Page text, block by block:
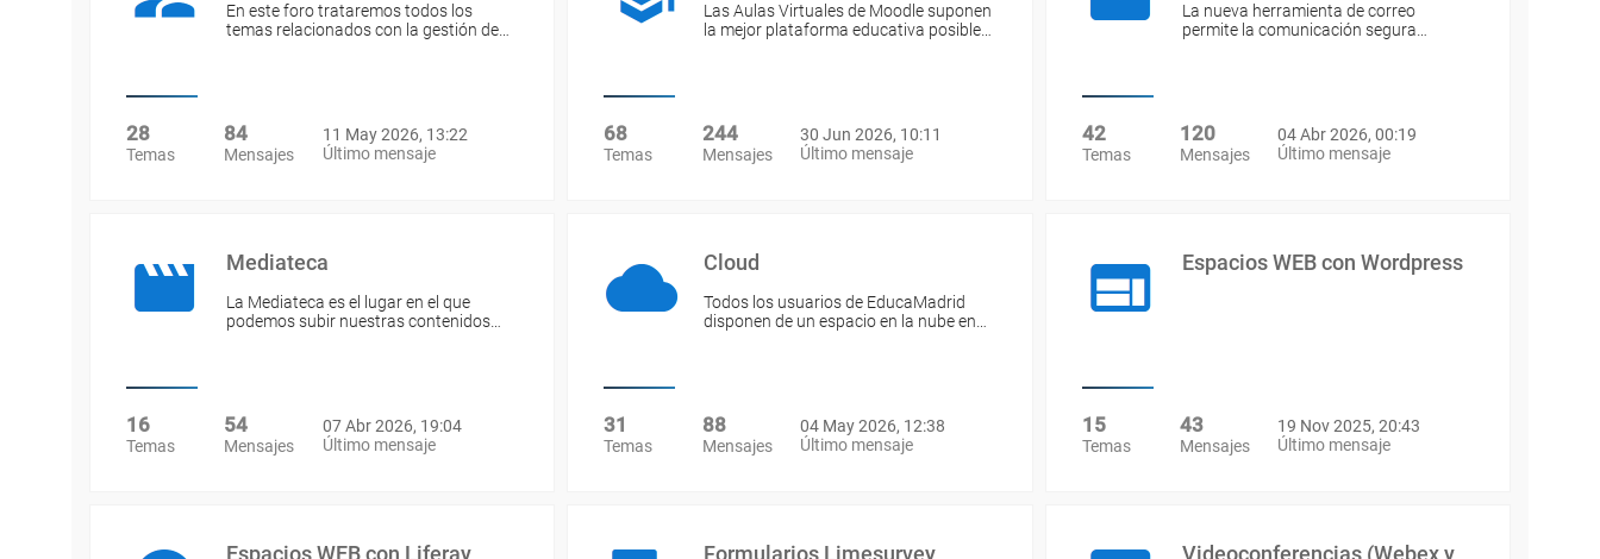
En este foro trataremos todos los
temas relacionados con la gestión de…
28
Temas
84
Mensajes
11 May 2026, 13:22
Último mensaje
Las Aulas Virtuales de Moodle suponen
la mejor plataforma educativa posible…
68
Temas
244
Mensajes
30 Jun 2026, 10:11
Último mensaje
La nueva herramienta de correo
permite la comunicación segura…
42
Temas
120
Mensajes
04 Abr 2026, 00:19
Último mensaje
Mediateca
La Mediateca es el lugar en el que
podemos subir nuestras contenidos…
16
Temas
54
Mensajes
07 Abr 2026, 19:04
Último mensaje
Cloud
Todos los usuarios de EducaMadrid
disponen de un espacio en la nube en…
31
Temas
88
Mensajes
04 May 2026, 12:38
Último mensaje
Espacios WEB con Wordpress
15
Temas
43
Mensajes
19 Nov 2025, 20:43
Último mensaje
Espacios WEB con Liferay Formularios Limesurvey
Videoconferencias (Webex y